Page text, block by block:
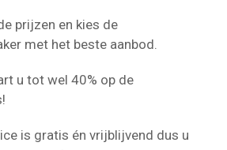
prijzen en kies de
met het beste aanbod.
u tot wel 40% op de
is gratis én vrijblijvend dus u